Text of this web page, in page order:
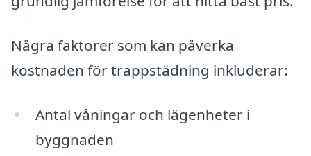
Några faktorer som kan påverka
kostnaden för trappstädning inkluderar:
Antal våningar och lägenheter i
byggnaden